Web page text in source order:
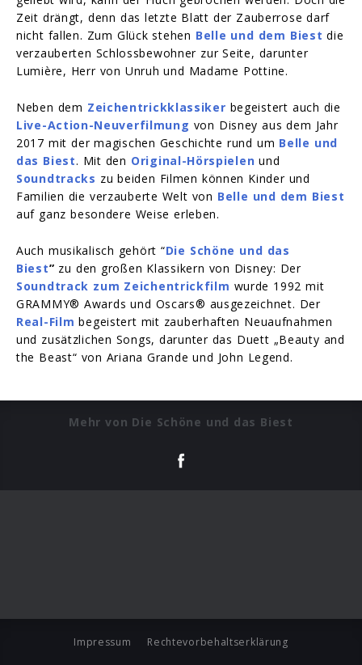
Zeit drängt, denn das letzte Blatt der Zauberrose darf
nicht fallen. Zum Glück stehen Belle und dem Biest die
verzauberten Schlossbewohner zur Seite, darunter
Lumière, Herr von Unruh und Madame Pottine.
Neben dem Zeichentrickklassiker begeistert auch die
Live-Action-Neuverfilmung von Disney aus dem Jahr
2017 mit der magischen Geschichte rund um Belle und
das Biest. Mit den Original-Hörspielen und
Soundtracks zu beiden Filmen können Kinder und
Familien die verzauberte Welt von Belle und dem Biest
auf ganz besondere Weise erleben.
Auch musikalisch gehört “Die Schöne und das
Biest” zu den großen Klassikern von Disney: Der
Soundtrack zum Zeichentrickfilm wurde 1992 mit
GRAMMY® Awards und Oscars® ausgezeichnet. Der
Real-Film begeistert mit zauberhaften Neuaufnahmen
und zusätzlichen Songs, darunter das Duett „Beauty and
the Beast“ von Ariana Grande und John Legend.
Mehr von Die Schöne und das Biest
Impressum Rechtevorbehaltserklärung